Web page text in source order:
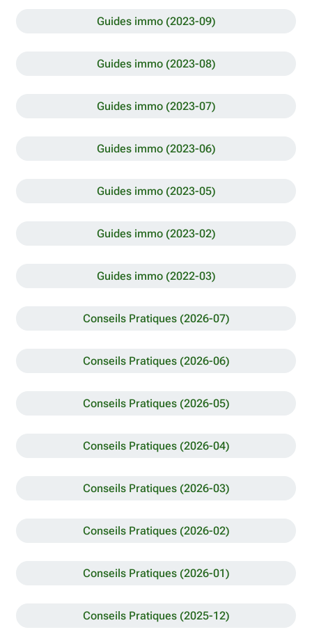
Guides immo (2023-09)
Guides immo (2023-08)
Guides immo (2023-07)
Guides immo (2023-06)
Guides immo (2023-05)
Guides immo (2023-02)
Guides immo (2022-03)
Conseils Pratiques (2026-07)
Conseils Pratiques (2026-06)
Conseils Pratiques (2026-05)
Conseils Pratiques (2026-04)
Conseils Pratiques (2026-03)
Conseils Pratiques (2026-02)
Conseils Pratiques (2026-01)
Conseils Pratiques (2025-12)